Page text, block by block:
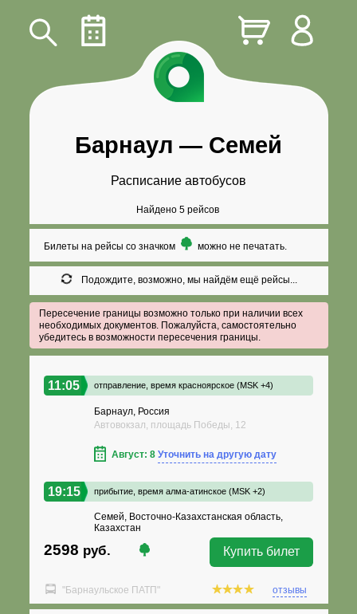
Барнаул — Семей
Расписание автобусов
Найдено 5 рейсов
Билеты на рейсы со значком можно не печатать.
Подождите, возможно, мы найдём ещё рейсы...
Пересечение границы возможно только при наличии всех
необходимых документов. Пожалуйста, самостоятельно
убедитесь в возможности пересечения границы.
11:05 отправление, время красноярское (MSK +4)
Барнаул, Россия
Автовокзал, площадь Победы, 12
Август: 8 Уточнить на другую дату
19:15 прибытие, время алма-атинское (MSK +2)
Семей, Восточно-Казахстанская область,
Казахстан
2598 руб. Купить билет
"Барнаульское ПАТП" отзывы